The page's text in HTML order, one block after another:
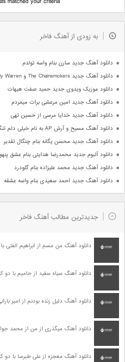
به زودی از آهنگ فاخر
دانلود آهنگ جدید سارن بنام واسه تولدم
دانلود آهنگ جدید The Chainsmokers و Emily Warren بنام Side Effects
دانلود موزیک ویدوی جدید حمید صفت هیهات
دانلود آهنگ جدید امین مرعشی برات میمردم
دانلود آهنگ جدید خدایا مرسی از حسین تهی
دانلود آهنگ مسیح و آرش AP به نام خیلی دلم تنگه
دانلود آهنگ جدید محسن یگانه بنام چنگال تقدیر
دانلود آلبوم جدید محمدرضا هدایتی بنام عشق
دانلود آهنگ جدید محمد علیزاده بنام گلودرد
دانلود آهنگ جدید احمد سعیدی بنام واسه عشقه
جدیدترین مطالب آهنگ فاخر
دانلود آهنگ من مسم از ابراهیم الفتی
دانلود آهنگ سیاه سفید از حامیم با دو
دانلود آهنگ دلیل زنده بودنم از امیر
دانلود آهنگ میگذری از من از محمد
دانلود آهنگ معجزه از علی طبرسا با دو